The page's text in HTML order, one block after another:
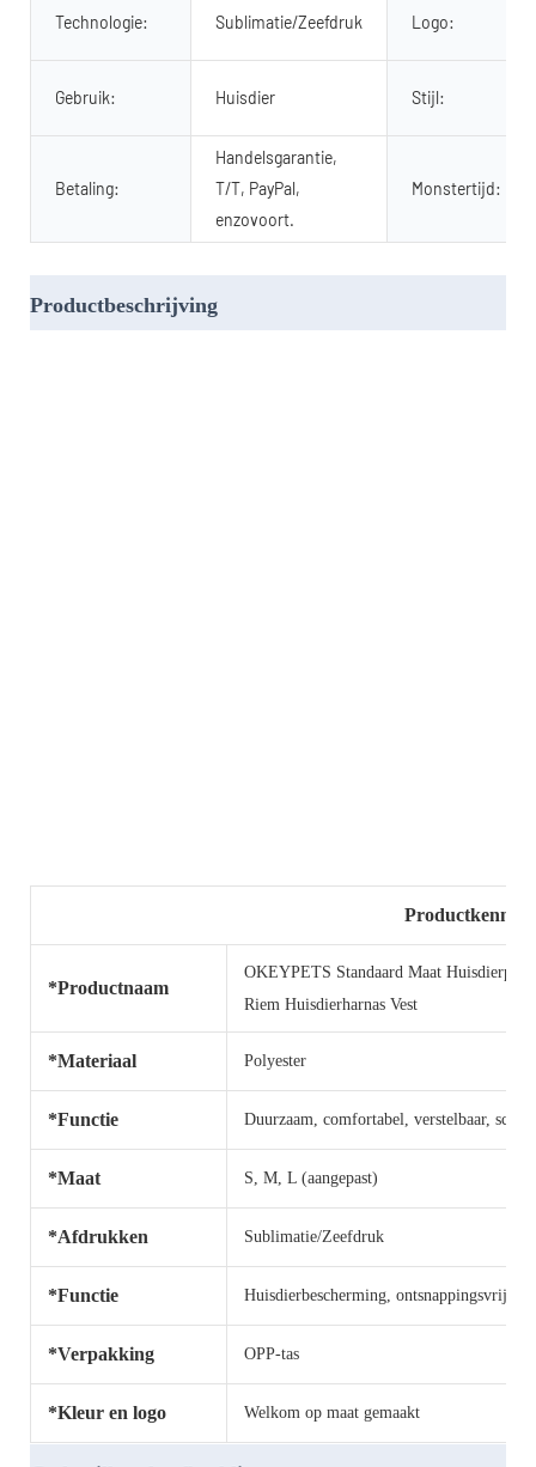
Technologie: Sublimatie/Zeefdruk Logo:
Gebruik: Huisdier Stijl:
Betaling:
Handelsgarantie,
T/T, PayPal,
enzovoort.
Monstertijd:
Productbeschrijving
*Productnaam
OKEYPETS Standaard Maat
Riem Huisdierharnas Vest
*Materiaal Polyester
*Functie Duurzaam, comfortabel, verstelbaar,
*Maat S, M, L (aangepast)
*Afdrukken Sublimatie/Zeefdruk
*Functie Huisdierbescherming, ontsnappingsvrij
*Verpakking OPP-tas
*Kleur en logo Welkom op maat gemaakt